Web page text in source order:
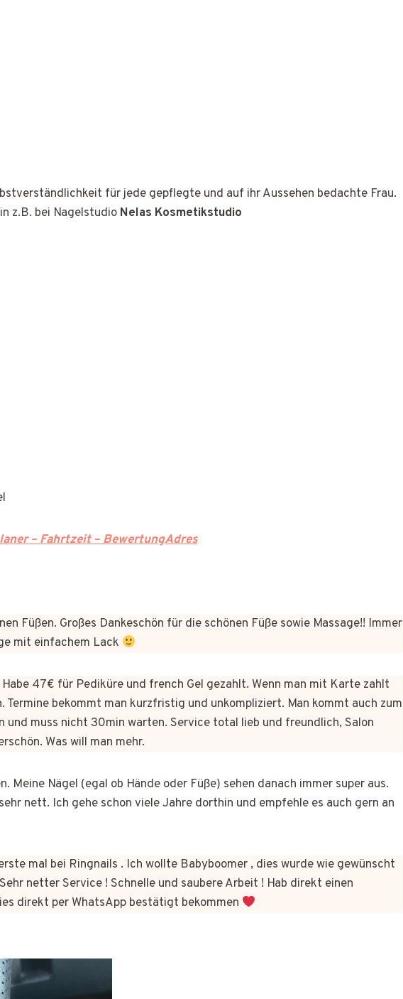
für jede gepflegte und auf ihr Aussehen bedachte Frau.
z.B. bei Nagelstudio Nelas Kosmetikstudio
– Fahrtzeit – BewertungAdres
Füßen. Großes Dankeschön für die schönen Füße sowie Massage!! Immer
mit einfachem Lack
47€ für Pediküre und french Gel gezahlt. Wenn man mit Karte zahlt
Termine bekommt man kurzfristig und unkompliziert. Man kommt auch zum
muss nicht 30min warten. Service total lieb und freundlich, Salon
Was will man mehr.
Meine Nägel (egal ob Hände oder Füße) sehen danach immer super aus.
nett. Ich gehe schon viele Jahre dorthin und empfehle es auch gern an
mal bei Ringnails . Ich wollte Babyboomer , dies wurde wie gewünscht
netter Service ! Schnelle und saubere Arbeit ! Hab direkt einen
direkt per WhatsApp bestätigt bekommen